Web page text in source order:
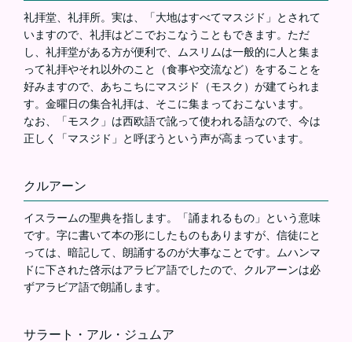
礼拝堂、礼拝所。実は、「大地はすべてマスジド」とされて
いますので、礼拝はどこでおこなうこともできます。ただ
し、礼拝堂がある方が便利で、ムスリムは一般的に人と集ま
って礼拝やそれ以外のこと（食事や交流など）をすることを
好みますので、あちこちにマスジド（モスク）が建てられま
す。金曜日の集合礼拝は、そこに集まっておこないます。
なお、「モスク」は西欧語で訛って使われる語なので、今は
正しく「マスジド」と呼ぼうという声が高まっています。
クルアーン
イスラームの聖典を指します。「誦まれるもの」という意味
です。字に書いて本の形にしたものもありますが、信徒にと
っては、暗記して、朗誦するのが大事なことです。ムハンマ
ドに下された啓示はアラビア語でしたので、クルアーンは必
ずアラビア語で朗誦します。
サラート・アル・ジュムア